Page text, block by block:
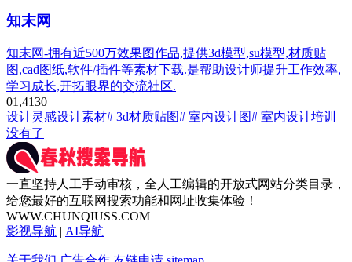
知末网
知末网-拥有近500万效果图作品,提供3d模型,su模型,材质贴
图,cad图纸,软件/插件等素材下载.是帮助设计师提升工作效率,
学习成长,开拓眼界的交流社区.
01,4130
设计灵感设计素材# 3d材质贴图# 室内设计图# 室内设计培训
没有了
一直坚持人工手动审核，全人工编辑的开放式网站分类目录，
给您最好的互联网搜索功能和网址收集体验！
WWW.CHUNQIUSS.COM
影视导航 | AI导航